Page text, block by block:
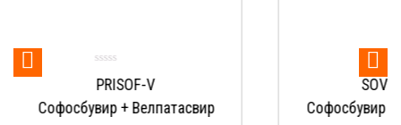
SOVIHET-V
Софосбувир + Велпатасвир
Софосбувир
 